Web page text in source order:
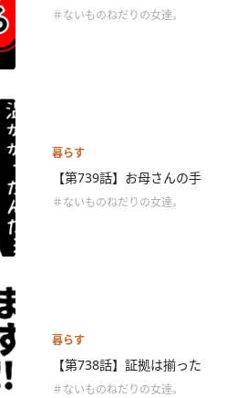
＃ないものねだりの女達。
暮らす
【第739話】お母さんの手
＃ないものねだりの女達。
暮らす
【第738話】証拠は揃った
＃ないものねだりの女達。